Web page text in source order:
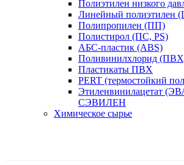
Полиэтилен низкого
Линейный полиэтилен
Полипропилен (ПП)
Полистирол (ПС, PS)
АБС-пластик (ABS)
Поливинилхлорид
Пластикаты ПВХ
PERT (термостойкий
Этиленвинилацетат
СЭВИЛЕН
Химическое сырье